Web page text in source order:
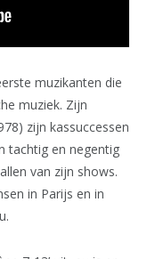
muzikanten die
muziek. Zijn
zijn kassuccessen
tachtig en negentig
van zijn shows.
in Parijs en in